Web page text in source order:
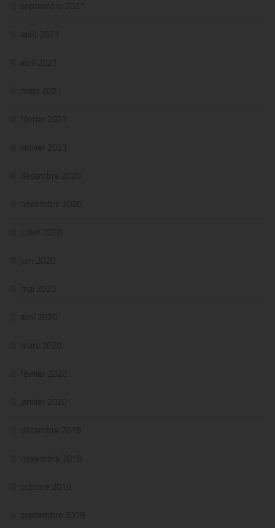
septembre 2021
août 2021
avril 2021
mars 2021
février 2021
janvier 2021
décembre 2020
novembre 2020
juillet 2020
juin 2020
mai 2020
avril 2020
mars 2020
février 2020
janvier 2020
décembre 2019
novembre 2019
octobre 2019
septembre 2019